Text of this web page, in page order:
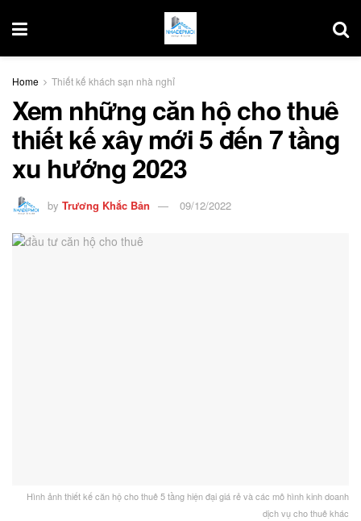
Home Thiết kế khách sạn nhà nghỉ
Xem những căn hộ cho thuê
thiết kế xây mới 5 đến 7 tầng
xu hướng 2023
by Trương Khắc Bản 09/12/2022
Hình ảnh thiết kế căn hộ cho thuê 5 tầng hiện đại giá rẻ và các mô hình kinh doanh
dịch vụ cho thuê khác